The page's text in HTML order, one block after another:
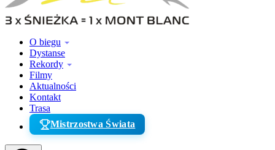
O biegu
Dystanse
Rekordy
Filmy
Aktualności
Kontakt
Trasa
Mistrzostwa Świata